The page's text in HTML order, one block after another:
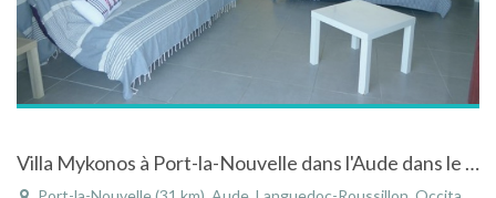
Villa Mykonos à Port-la-Nouvelle dans l'Aude dans le Languedoc-Roussillon